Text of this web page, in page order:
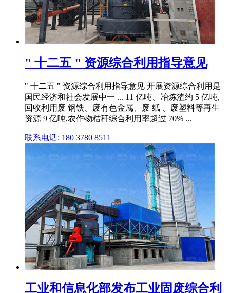
" 十二五 " 资源综合利用指导意见
" 十二五 " 资源综合利用指导意见 开展资源综合利用是
国民经济和社会发展中一 ... 11 亿吨、冶炼渣约 5 亿吨,
回收利用废 钢铁、废有色金属、废 纸 、废塑料等再生
资源 9 亿吨,农作物秸秆综合利用率超过 70% ...
联系电话: 180 3780 8511
工业和信息化部发布工业固废综合利